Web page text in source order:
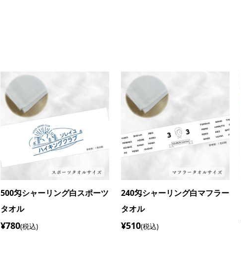
300匁シャーリングマフラータ
オル
¥1,160(税込)
260匁シャーリングフェイスタ
オル
¥1,020(税込)